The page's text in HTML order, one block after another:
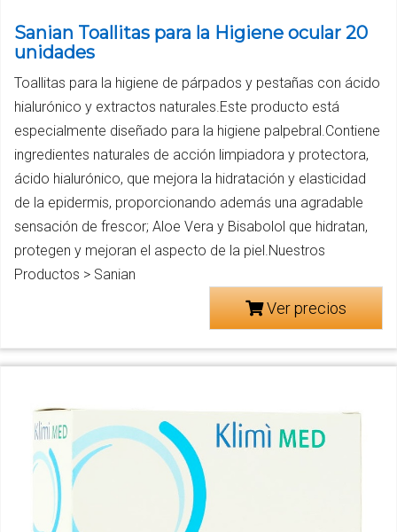
Sanian Toallitas para la Higiene ocular 20
unidades
Toallitas para la higiene de párpados y pestañas con ácido
hialurónico y extractos naturales.Este producto está
especialmente diseñado para la higiene palpebral.Contiene
ingredientes naturales de acción limpiadora y protectora,
ácido hialurónico, que mejora la hidratación y elasticidad
de la epidermis, proporcionando además una agradable
sensación de frescor; Aloe Vera y Bisabolol que hidratan,
protegen y mejoran el aspecto de la piel.Nuestros
Productos > Sanian
Ver precios